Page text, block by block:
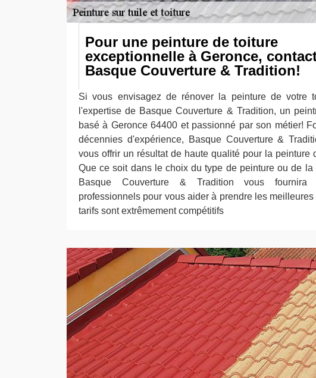
Pour une peinture de toiture
exceptionnelle à Geronce,
Basque Couverture & Tradition!
Si vous envisagez de rénover la peinture de votre
l'expertise de Basque Couverture & Tradition, un
basé à Geronce 64400 et passionné par son métier!
décennies d'expérience, Basque Couverture &
vous offrir un résultat de haute qualité pour la peinture
Que ce soit dans le choix du type de peinture ou de la
Basque Couverture & Tradition vous fournira
professionnels pour vous aider à prendre les
tarifs sont extrêmement compétitifs